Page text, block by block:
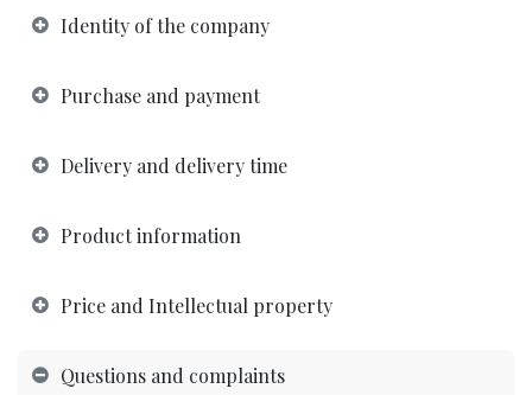
Identity of the company
Purchase and payment
Delivery and delivery time
Product information
Price and Intellectual property
Questions and complaints